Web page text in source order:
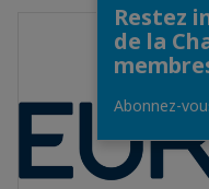
Restez
de la
Abonnez-